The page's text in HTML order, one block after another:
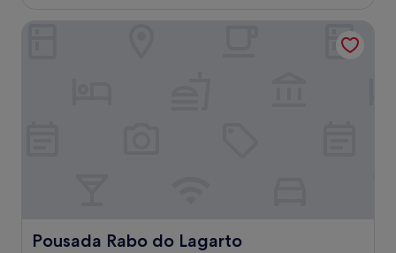
de
187 €
Pousada Rabo do Lagarto
Pousada Rabo do Lagarto